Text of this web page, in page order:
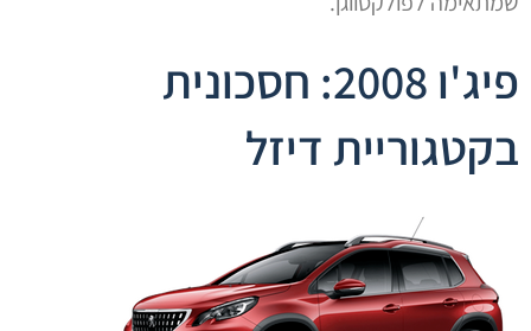
פיג'ו 2008: חסכונית
בקטגוריית דיזל